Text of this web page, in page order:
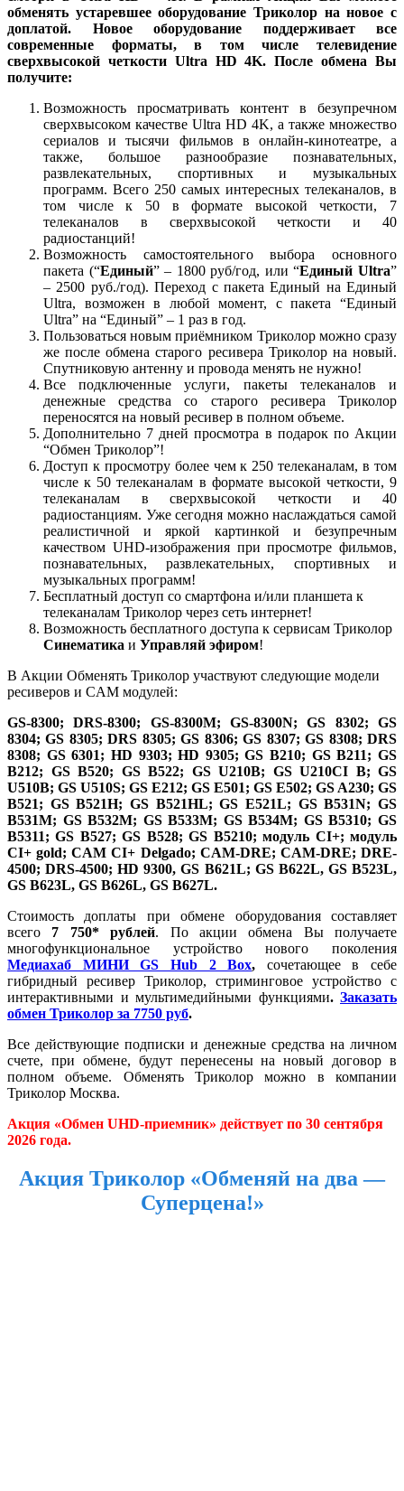
обменять устаревшее оборудование Триколор на новое с
доплатой. Новое оборудование поддерживает все
современные форматы, в том числе телевидение
сверхвысокой четкости Ultra HD 4K. После обмена Вы
получите:
Возможность просматривать контент в безупречном
сверхвысоком качестве Ultra HD 4K, а также множество
сериалов и тысячи фильмов в онлайн-кинотеатре, а
также, большое разнообразие познавательных,
развлекательных, спортивных и музыкальных
программ. Всего 250 самых интересных телеканалов, в
том числе к 50 в формате высокой четкости, 7
телеканалов в сверхвысокой четкости и 40
радиостанций!
Возможность самостоятельного выбора основного
пакета (“Единый” – 1800 руб/год, или “Единый Ultra”
– 2500 руб./год). Переход с пакета Единый на Единый
Ultra, возможен в любой момент, с пакета “Единый
Ultra” на “Единый” – 1 раз в год.
Пользоваться новым приёмником Триколор можно сразу
же после обмена старого ресивера Триколор на новый.
Спутниковую антенну и провода менять не нужно!
Все подключенные услуги, пакеты телеканалов и
денежные средства со старого ресивера Триколор
переносятся на новый ресивер в полном объеме.
Дополнительно 7 дней просмотра в подарок по Акции
“Обмен Триколор”!
Доступ к просмотру более чем к 250 телеканалам, в том
числе к 50 телеканалам в формате высокой четкости, 9
телеканалам в сверхвысокой четкости и 40
радиостанциям. Уже сегодня можно наслаждаться самой
реалистичной и яркой картинкой и безупречным
качеством UHD-изображения при просмотре фильмов,
познавательных, развлекательных, спортивных и
музыкальных программ!
Бесплатный доступ со смартфона и/или планшета к
телеканалам Триколор через сеть интернет!
Возможность бесплатного доступа к сервисам Триколор
Синематика и Управляй эфиром!
В Акции Обменять Триколор участвуют следующие модели
ресиверов и CAM модулей:
GS-8300; DRS-8300; GS-8300M; GS-8300N; GS 8302; GS
8304; GS 8305; DRS 8305; GS 8306; GS 8307; GS 8308; DRS
8308; GS 6301; HD 9303; HD 9305; GS B210; GS B211; GS
B212; GS B520; GS B522; GS U210B; GS U210CI B; GS
U510B; GS U510S; GS E212; GS E501; GS E502; GS A230; GS
B521; GS B521H; GS B521HL; GS E521L; GS B531N; GS
B531M; GS B532M; GS B533M; GS B534M; GS B5310; GS
B5311; GS B527; GS B528; GS B5210; модуль CI+; модуль
CI+ gold; CAM CI+ Delgado; CAM-DRE; CAM-DRE; DRE-
4500; DRS-4500; HD 9300, GS B621L; GS B622L, GS B523L,
GS B623L, GS B626L, GS B627L.
Стоимость доплаты при обмене оборудования составляет
всего 7 750* рублей. По акции обмена Вы получаете
многофункциональное устройство нового поколения
Медиахаб МИНИ GS Hub 2 Box, сочетающее в себе
гибридный ресивер Триколор, стриминговое устройство с
интерактивными и мультимедийными функциями. Заказать
обмен Триколор за 7750 руб.
Все действующие подписки и денежные средства на личном
счете, при обмене, будут перенесены на новый договор в
полном объеме. Обменять Триколор можно в компании
Триколор Москва.
Акция «Обмен UHD-приемник» действует по 30 сентября
2026 года.
Акция Триколор «Обменяй на два —
Суперцена!»